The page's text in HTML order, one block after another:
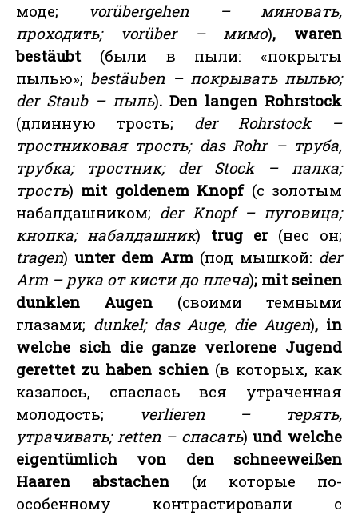
моде; vorübergehen – миновать,
проходить; vorüber – мимо), waren
bestäubt (были в пыли: «покрыты
пылью»; bestäuben – покрывать пылью;
der Staub – пыль). Den langen Rohrstock
(длинную трость; der Rohrstock –
тростниковая трость; das Rohr – труба,
трубка; тростник; der Stock – палка;
трость) mit goldenem Knopf (с золотым
набалдашником; der Knopf – пуговица;
кнопка; набалдашник) trug er (нес он;
tragen) unter dem Arm (под мышкой: der
Arm – рука от кисти до плеча); mit seinen
dunklen Augen (своими темными
глазами; dunkel; das Auge, die Augen), in
welche sich die ganze verlorene Jugend
gerettet zu haben schien (в которых, как
казалось, спаслась вся утраченная
молодость; verlieren – терять,
утрачивать; retten – спасать) und welche
eigentümlich von den schneeweißen
Haaren abstachen (и которые по-
особенному контрастировали с